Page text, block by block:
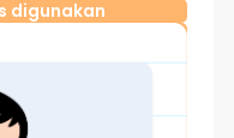
digunakan